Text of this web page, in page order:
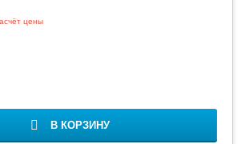
цены
В КОРЗИНУ